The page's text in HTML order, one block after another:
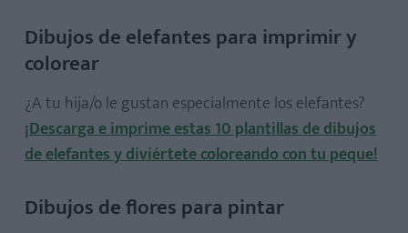
Dibujos de elefantes para imprimir y
colorear
¿A tu hija/o le gustan especialmente los elefantes?
¡Descarga e imprime estas 10 plantillas de dibujos
de elefantes y diviértete coloreando con tu peque!
Dibujos de flores para pintar